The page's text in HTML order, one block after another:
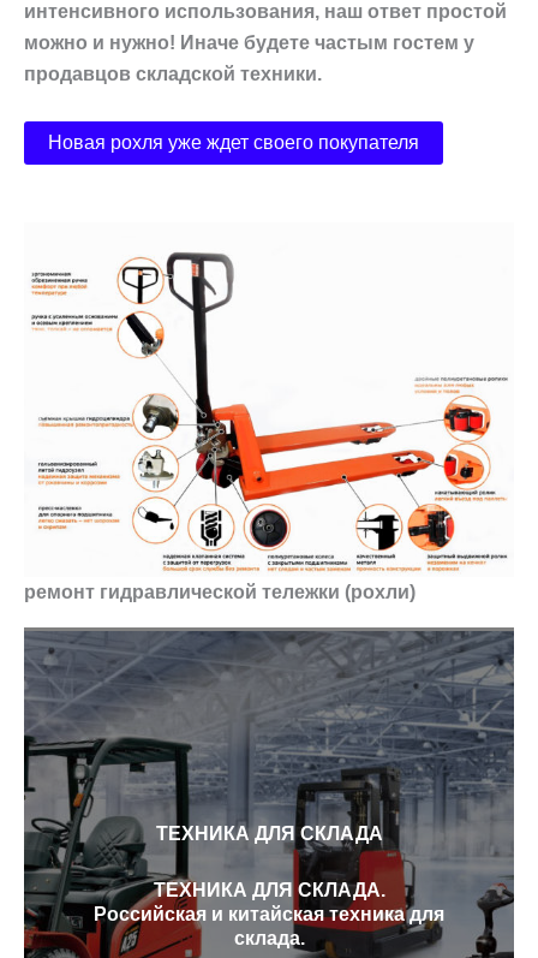
интенсивного использования, наш ответ простой
можно и нужно! Иначе будете частым гостем у
продавцов складской техники.
Новая рохля уже ждет своего покупателя
ремонт гидравлической тележки (рохли)
ТЕХНИКА ДЛЯ СКЛАДА
ТЕХНИКА ДЛЯ СКЛАДА.
Российская и китайская техника для
склада.